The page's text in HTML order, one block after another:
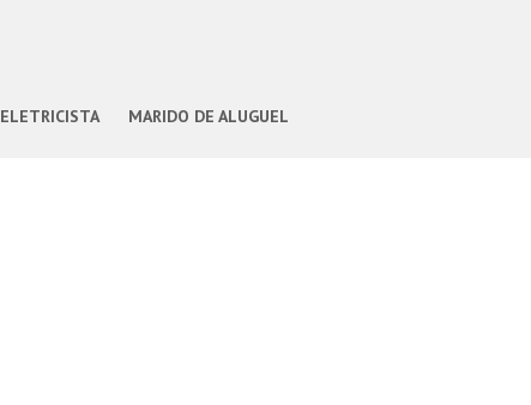
ELETRICISTA MARIDO DE ALUGUEL